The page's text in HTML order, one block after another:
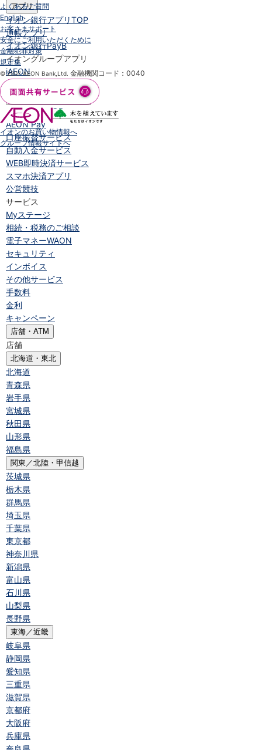
アプリ
イオン銀行アプリTOP
通帳アプリ
イオン銀行PayB
イオングループアプリ
iAEON
AEON Pay
支払・入金・サービス
支払・入金 TOP
AEON Pay
口座振替サービス
自動入金サービス
WEB即時決済サービス
スマホ決済アプリ
公営競技
サービス
Myステージ
相続・税務のご相談
電子マネーWAON
セキュリティ
インボイス
その他サービス
手数料
金利
キャンペーン
店舗・ATM
店舗
北海道・東北
北海道
青森県
岩手県
宮城県
秋田県
山形県
福島県
関東／北陸・甲信越
茨城県
栃木県
群馬県
埼玉県
千葉県
東京都
神奈川県
新潟県
富山県
石川県
山梨県
長野県
東海／近畿
岐阜県
静岡県
愛知県
三重県
滋賀県
京都府
大阪府
兵庫県
よくあるご質問
English
お客さまサポート
安全にご利用いただくために
金融犯罪対策
規定集
© 2007 AEON Bank,Ltd. 金融機関コード：0040
イオンのお買い物情報へ
グループ情報サイトへ